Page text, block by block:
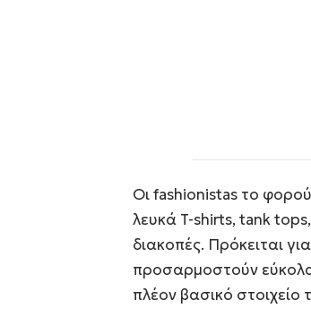
Οι fashionistas το
λευκά T-shirts, tank
διακοπές. Πρόκειται
προσαρμοστούν εύκολα
πλέον βασικό